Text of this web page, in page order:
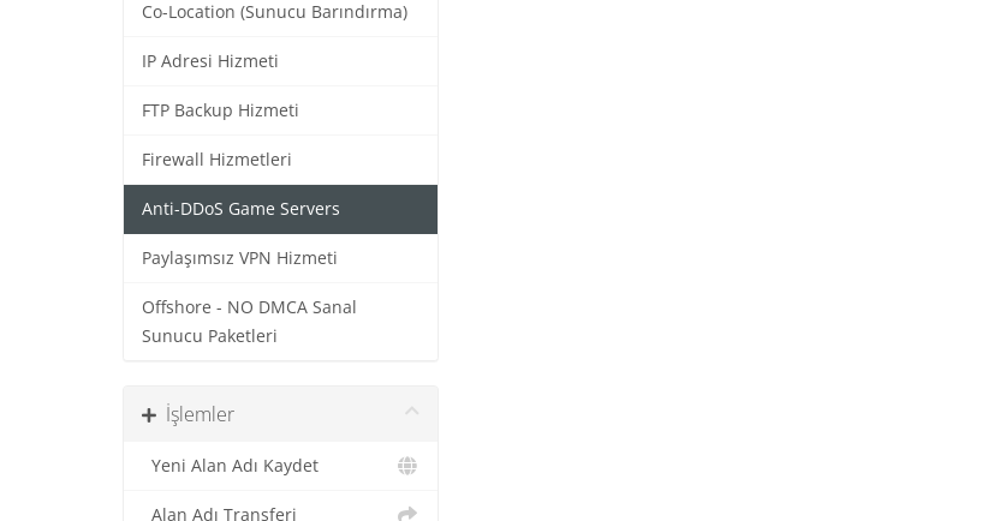
Co-Location (Sunucu Barındırma)
IP Adresi Hizmeti
FTP Backup Hizmeti
Firewall Hizmetleri
Anti-DDoS Game Servers
Paylaşımsız VPN Hizmeti
Offshore - NO DMCA Sanal
Sunucu Paketleri
İşlemler
Yeni Alan Adı Kaydet
Alan Adı Transferi